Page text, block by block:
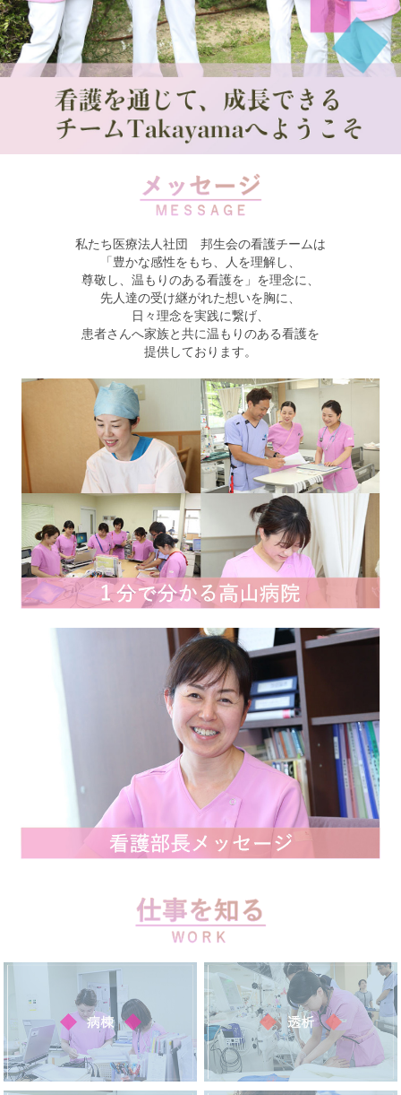
私たち医療法人社団 邦生会の看護チームは
「豊かな感性をもち、人を理解し、
尊敬し、温もりのある看護を」を理念に、
先人達の受け継がれた想いを胸に、
日々理念を実践に繋げ、
患者さんへ家族と共に温もりのある看護を
提供しております。